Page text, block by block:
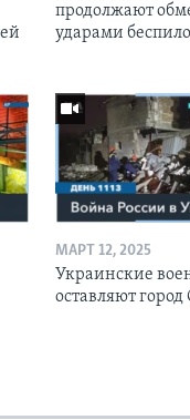
продолжают
ударами
МАРТ 12, 2025
Украинские
оставляют